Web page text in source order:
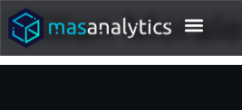
Cilian Morales